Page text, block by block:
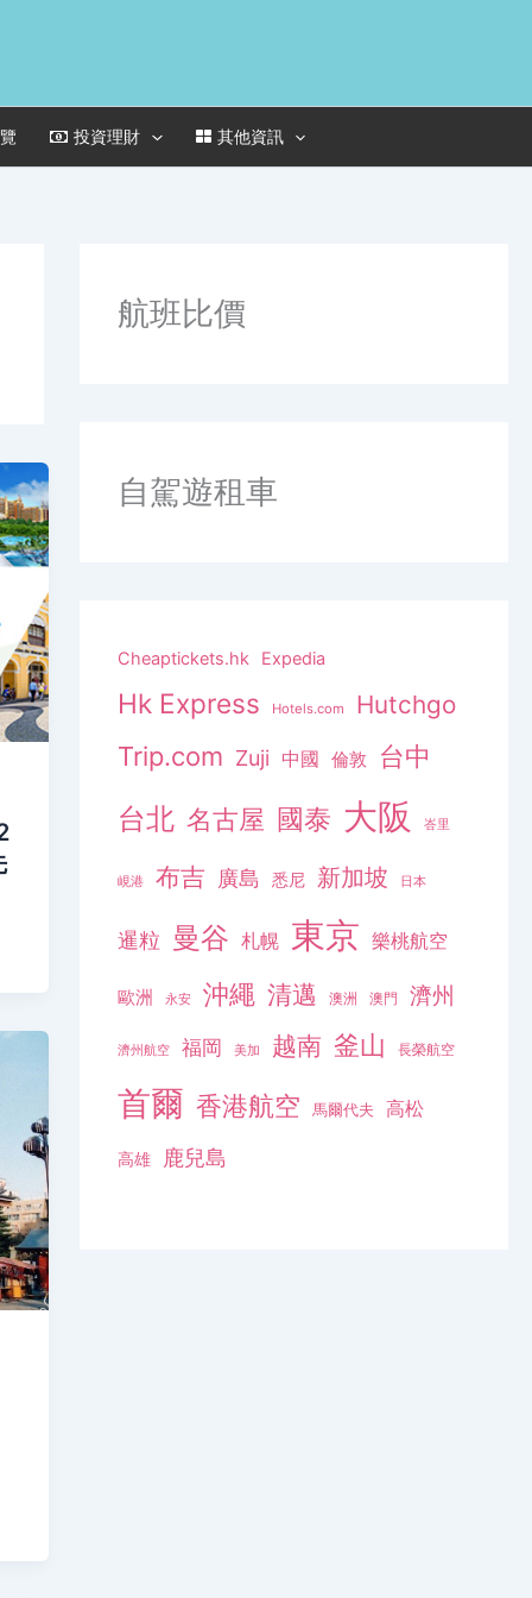
投資理財 其他資訊
航班比價
自駕遊租車
Cheaptickets.hk Expedia
Hk Express Hotels.com Hutchgo
Trip.com Zuji 中國 倫敦 台中
台北 名古屋 國泰 大阪 峇里
峴港 布吉 廣島 悉尼 新加坡 日本
暹粒 曼谷 札幌 東京 樂桃航空
歐洲 永安 沖繩 清邁 澳洲 澳門 濟州
濟州航空 福岡 美加 越南 釜山 長榮航空
首爾 香港航空 馬爾代夫 高松
高雄 鹿兒島